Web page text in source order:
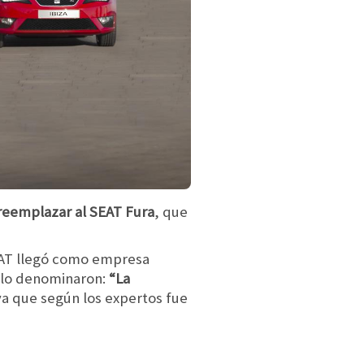
al SEAT Fura, que
llegó como empresa
denominaron: “La
que según los expertos fue